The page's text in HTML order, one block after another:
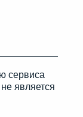
сервиса
является